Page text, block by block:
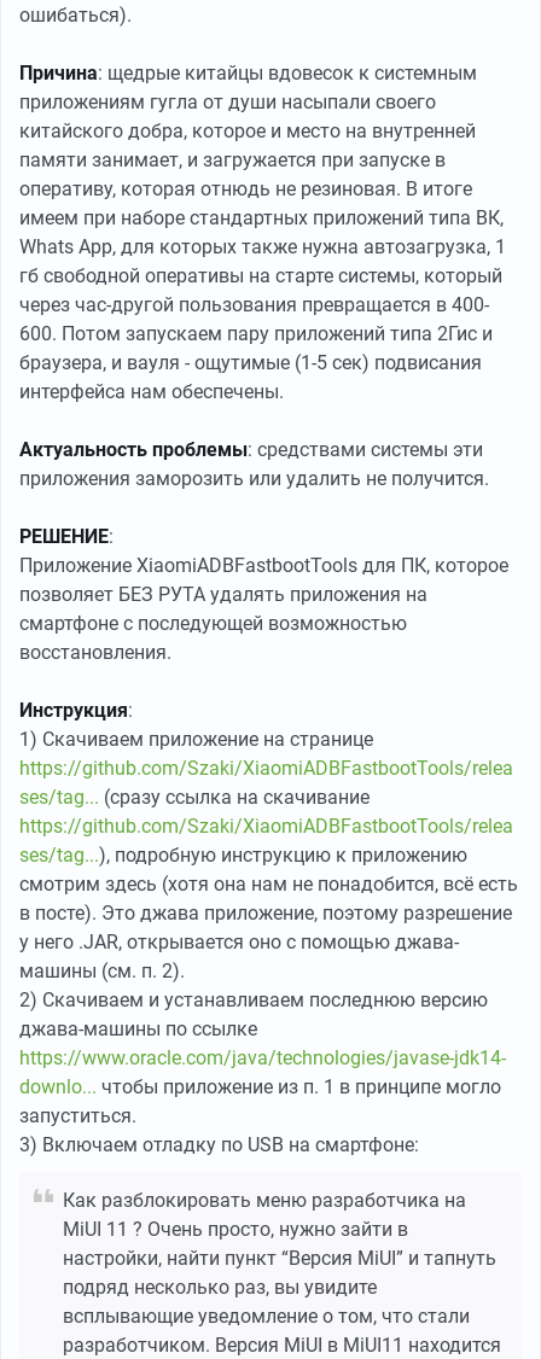
ошибаться).
Причина: щедрые китайцы вдовесок к системным
приложениям гугла от души насыпали своего
китайского добра, которое и место на внутренней
памяти занимает, и загружается при запуске в
оперативу, которая отнюдь не резиновая. В итоге
имеем при наборе стандартных приложений типа ВК,
Whats App, для которых также нужна автозагрузка, 1
гб свободной оперативы на старте системы, который
через час-другой пользования превращается в 400-
600. Потом запускаем пару приложений типа 2Гис и
браузера, и вауля - ощутимые (1-5 сек) подвисания
интерфейса нам обеспечены.
Актуальность проблемы: средствами системы эти
приложения заморозить или удалить не получится.
РЕШЕНИЕ:
Приложение XiaomiADBFastbootTools для ПК, которое
позволяет БЕЗ РУТА удалять приложения на
смартфоне с последующей возможностью
восстановления.
Инструкция:
1) Скачиваем приложение на странице
https://github.com/Szaki/XiaomiADBFastbootTools/relea
ses/tag... (сразу ссылка на скачивание
https://github.com/Szaki/XiaomiADBFastbootTools/relea
ses/tag...), подробную инструкцию к приложению
смотрим здесь (хотя она нам не понадобится, всё есть
в посте). Это джава приложение, поэтому разрешение
у него .JAR, открывается оно с помощью джава-
машины (см. п. 2).
2) Скачиваем и устанавливаем последнюю версию
джава-машины по ссылке
https://www.oracle.com/java/technologies/javase-jdk14-
downlo... чтобы приложение из п. 1 в принципе могло
запуститься.
3) Включаем отладку по USB на смартфоне:
Как разблокировать меню разработчика на
MiUI 11 ? Очень просто, нужно зайти в
настройки, найти пункт “Версия MiUI” и тапнуть
подряд несколько раз, вы увидите
всплывающие уведомление о том, что стали
разработчиком. Версия MiUI в MiUI11 находится